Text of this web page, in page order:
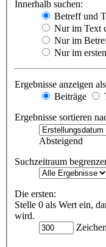
Innerhalb suchen:
Betreff und
Nur im Text
Nur im
Nur im
Ergebnisse anzeigen
Beiträge
Ergebnisse sortieren
Absteigend
Suchzeitraum
Die ersten:
Stelle 0 als Wert ein,
wird.